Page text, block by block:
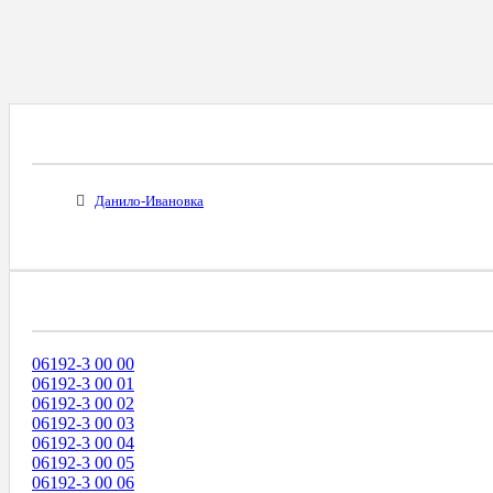
Данило-Ивановка
06192-3 00 00
06192-3 00 01
06192-3 00 02
06192-3 00 03
06192-3 00 04
06192-3 00 05
06192-3 00 06